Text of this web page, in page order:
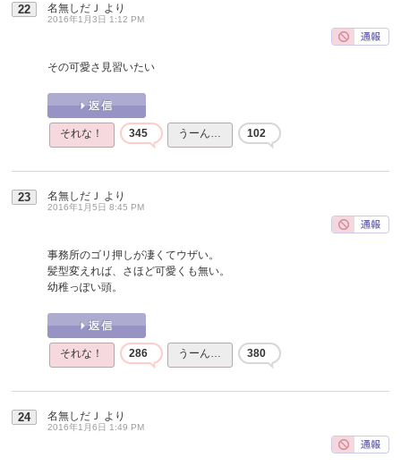
22 名無しだＪ より
2016年1月3日 1:12 PM
その可愛さ見習いたい
それな！ 345 うーん… 102
23 名無しだＪ より
2016年1月5日 8:45 PM
事務所のゴリ押しが凄くてウザい。
髪型変えれば、さほど可愛くも無い。
幼稚っぽい頭。
それな！ 286 うーん… 380
24 名無しだＪ より
2016年1月6日 1:49 PM